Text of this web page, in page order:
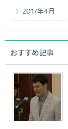
2017年4月
おすすめ記事